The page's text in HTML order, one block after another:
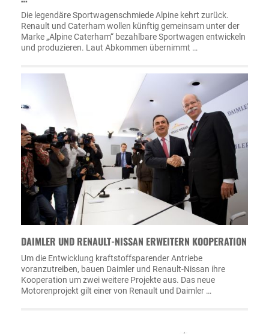
Die legendäre Sportwagenschmiede Alpine kehrt zurück.
Renault und Caterham wollen künftig gemeinsam unter der
Marke „Alpine Caterham“ bezahlbare Sportwagen entwickeln
und produzieren. Laut Abkommen übernimmt …
DAIMLER UND RENAULT-NISSAN ERWEITERN KOOPERATION
Um die Entwicklung kraftstoffsparender Antriebe
voranzutreiben, bauen Daimler und Renault-Nissan ihre
Kooperation um zwei weitere Projekte aus. Das neue
Motorenprojekt gilt einer von Renault und Daimler …